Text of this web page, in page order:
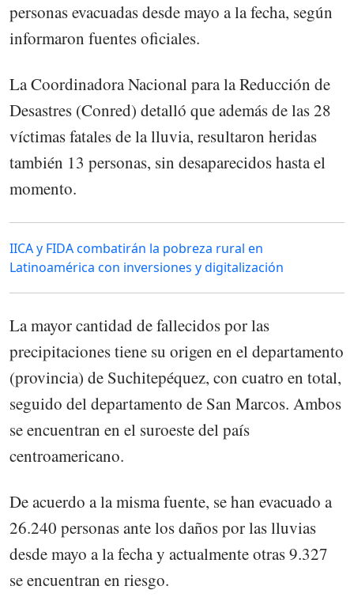
personas evacuadas desde mayo a la fecha, según
informaron fuentes oficiales.
La Coordinadora Nacional para la Reducción de
Desastres (Conred) detalló que además de las 28
víctimas fatales de la lluvia, resultaron heridas
también 13 personas, sin desaparecidos hasta el
momento.
IICA y FIDA combatirán la pobreza rural en
Latinoamérica con inversiones y digitalización
La mayor cantidad de fallecidos por las
precipitaciones tiene su origen en el departamento
(provincia) de Suchitepéquez, con cuatro en total,
seguido del departamento de San Marcos. Ambos
se encuentran en el suroeste del país
centroamericano.
De acuerdo a la misma fuente, se han evacuado a
26.240 personas ante los daños por las lluvias
desde mayo a la fecha y actualmente otras 9.327
se encuentran en riesgo.